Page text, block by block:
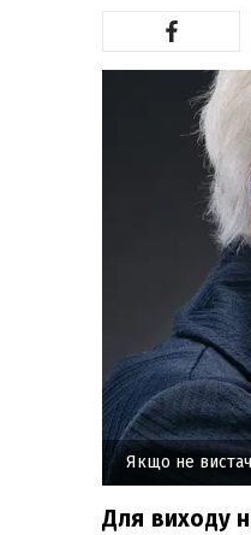
Якщо не
Для виходу